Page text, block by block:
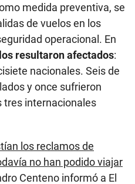
medida preventiva, se
de vuelos en los
operacional. En
resultaron afectados:
nacionales. Seis de
y once sufrieron
tres internacionales
los reclamos de
no han podido viajar
Centeno informó a El